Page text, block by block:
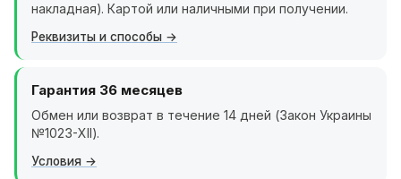
накладная). Картой или наличными при получении.
Реквизиты и способы
Гарантия 36 месяцев
Обмен или возврат в течение 14 дней (Закон Украины
№1023-XII).
Условия